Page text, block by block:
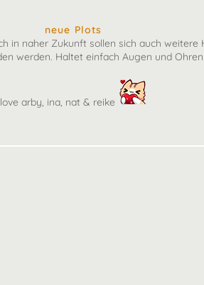
neue Plots
in naher Zukunft sollen sich auch
werden. Haltet einfach Augen und
love arby, ina, nat & reike